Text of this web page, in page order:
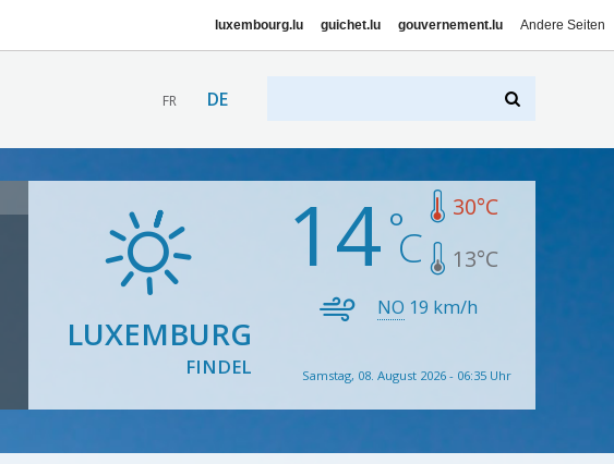
luxembourg.lu guichet.lu gouvernement.lu Andere Seiten
FR DE
LUXEMBURG
FINDEL
14 30°C
13°C
NO 19 km/h
Samstag, 08. August 2026 - 06:35 Uhr